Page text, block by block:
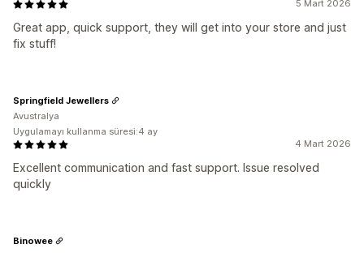
5 Mart 2026
Great app, quick support, they will get into your store and just
fix stuff!
4 Mart 2026
Excellent communication and fast support. Issue resolved
quickly
Springfield Jewellers
Avustralya
Uygulamayı kullanma süresi:4 ay
Binowee